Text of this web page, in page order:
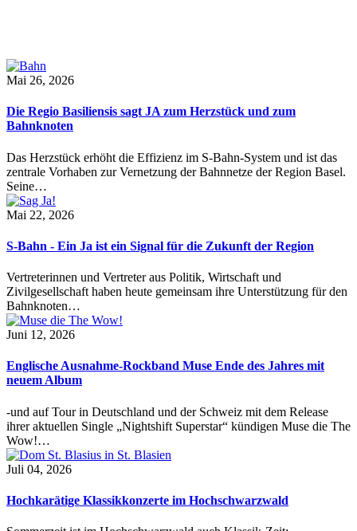
Mai 26, 2026
Die Regio Basiliensis sagt JA zum Herzstück und zum
Bahnknoten
Das Herzstück erhöht die Effizienz im S-Bahn-System und ist das
zentrale Vorhaben zur Vernetzung der Bahnnetze der Region Basel.
Seine…
Mai 22, 2026
S-Bahn - Ein Ja ist ein Signal für die Zukunft der Region
Vertreterinnen und Vertreter aus Politik, Wirtschaft und
Zivilgesellschaft haben heute gemeinsam ihre Unterstützung für den
Bahnknoten…
Juni 12, 2026
Englische Ausnahme-Rockband Muse Ende des Jahres mit
neuem Album
-und auf Tour in Deutschland und der Schweiz mit dem Release
ihrer aktuellen Single „Nightshift Superstar“ kündigen Muse die The
Wow!…
Juli 04, 2026
Hochkarätige Klassikkonzerte im Hochschwarzwald